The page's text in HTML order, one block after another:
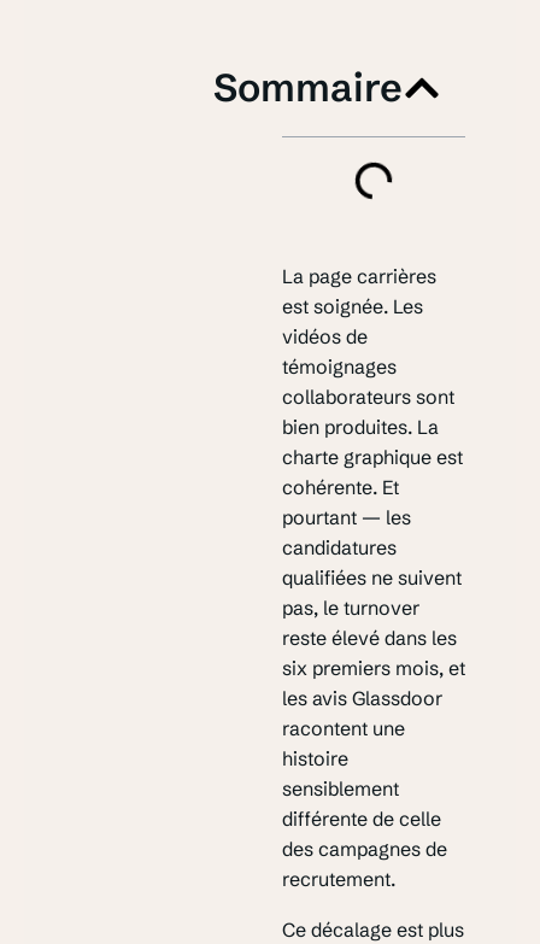
Sommaire
La page carrières
est soignée. Les
vidéos de
témoignages
collaborateurs sont
bien produites. La
charte graphique est
cohérente. Et
pourtant — les
candidatures
qualifiées ne suivent
pas, le turnover
reste élevé dans les
six premiers mois, et
les avis Glassdoor
racontent une
histoire
sensiblement
différente de celle
des campagnes de
recrutement.
Ce décalage est plus